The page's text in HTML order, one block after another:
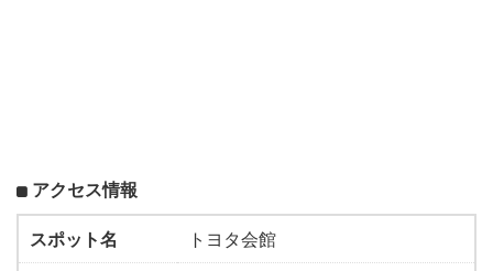
アクセス情報
スポット名
トヨタ会館